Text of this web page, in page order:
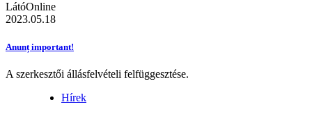
LátóOnline
2023.05.18
Anunț important!
A szerkesztői állásfelvételi felfüggesztése.
Hírek